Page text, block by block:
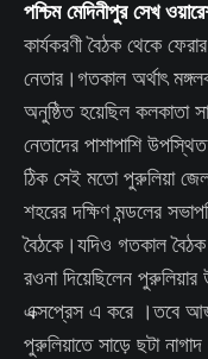
পশ্চিম মেদিনীপুর সেখ
কার্যকরণী বৈঠক থেকে
নেতার।গতকাল অর্থাৎ
অনুষ্ঠিত হয়েছিল কলকাতা
নেতাদের পাশাপাশি
ঠিক সেই মতো পুরুলিয়া
শহরের দক্ষিণ মন্ডলের
বৈঠকে।যদিও গতকাল বৈঠক
রওনা দিয়েছিলেন
এক্সপ্রেস এ করে ।তবে আজ
পুরুলিয়াতে সাড়ে ছটা